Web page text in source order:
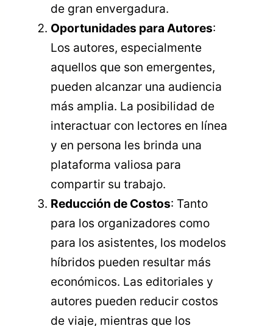
de gran envergadura.
Oportunidades para Autores:
Los autores, especialmente
aquellos que son emergentes,
pueden alcanzar una audiencia
más amplia. La posibilidad de
interactuar con lectores en línea
y en persona les brinda una
plataforma valiosa para
compartir su trabajo.
Reducción de Costos: Tanto
para los organizadores como
para los asistentes, los modelos
híbridos pueden resultar más
económicos. Las editoriales y
autores pueden reducir costos
de viaje, mientras que los